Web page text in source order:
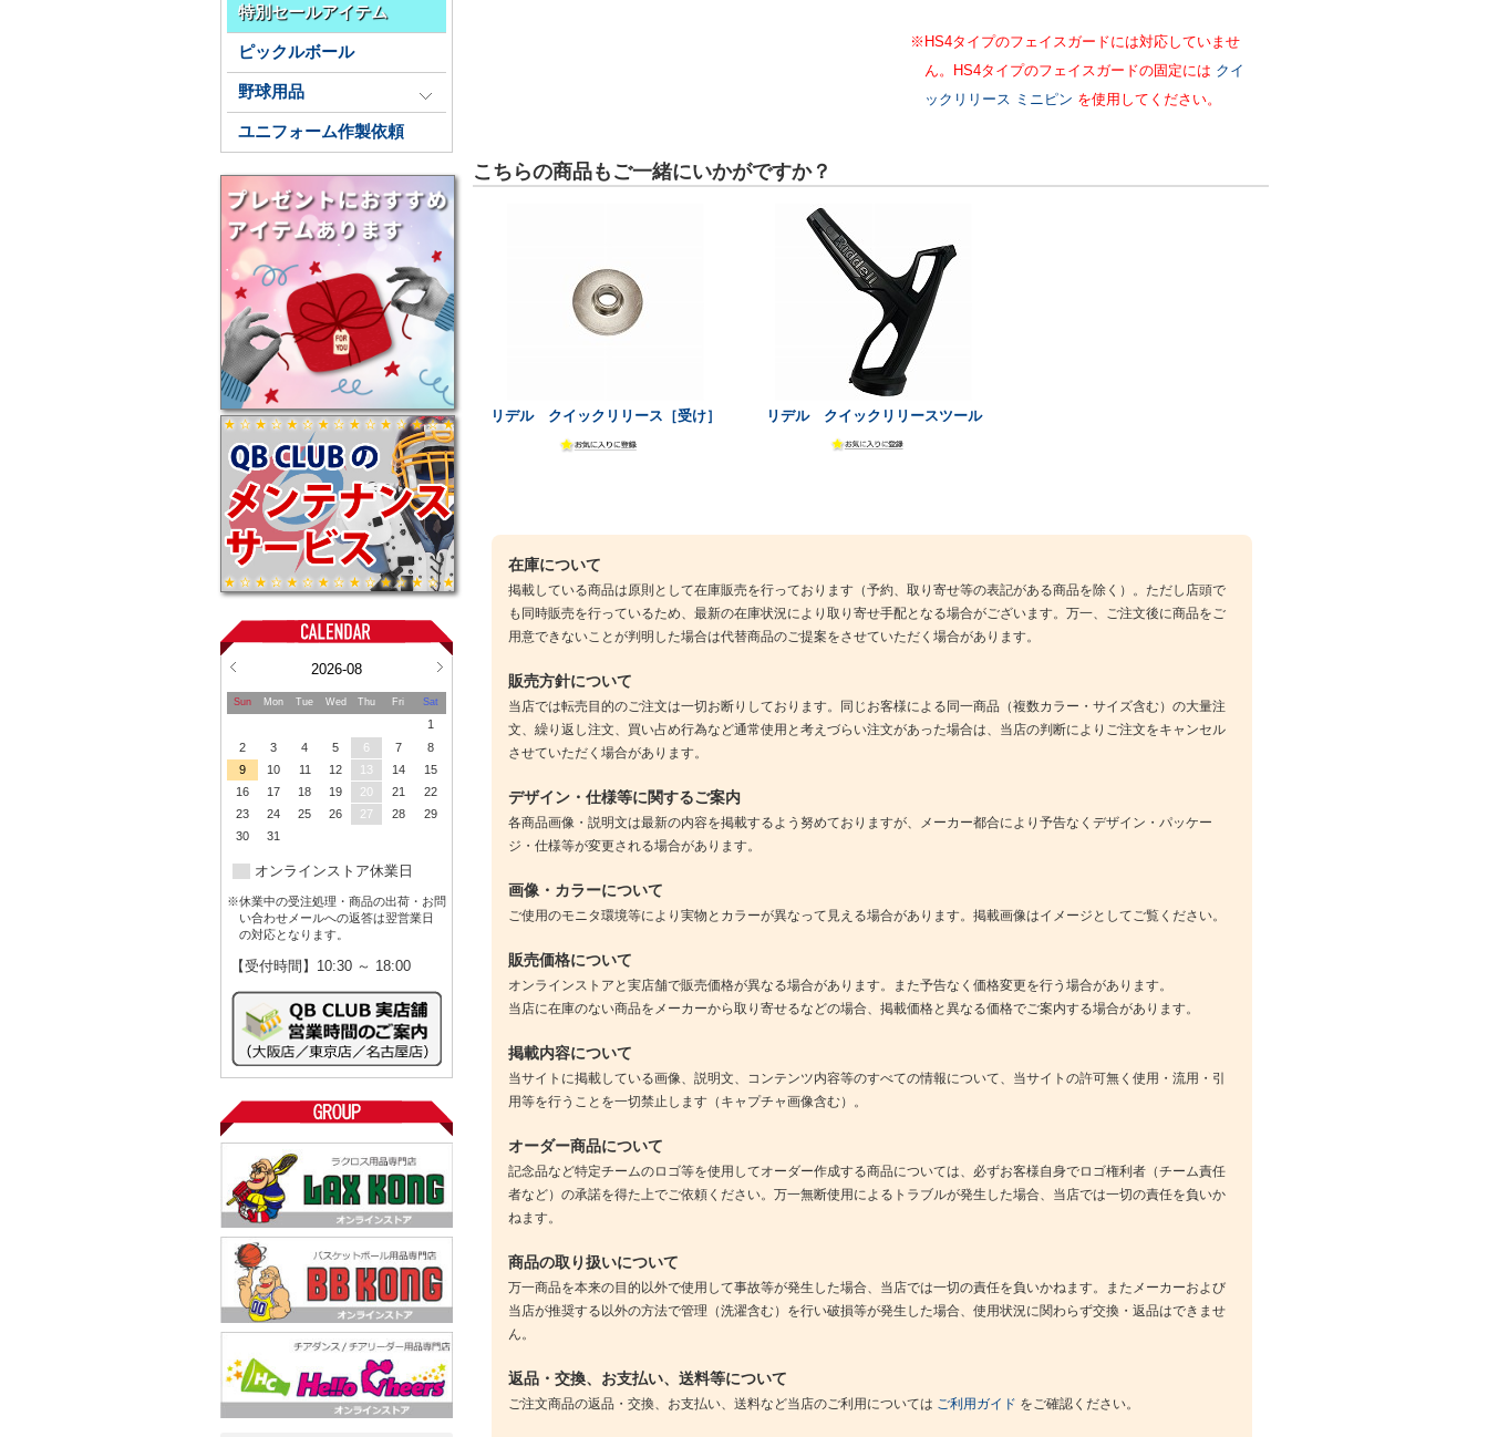
特別セールアイテム
ピックルボール
野球用品
ユニフォーム作製依頼
2026-08
Sun Mon Tue Wed Thu Fri Sat
1
2
3 4 5 6 7
8
9
10 11 12 13 14
15
16
17 18 19 20 21
22
23
24 25 26 27 28
29
30
31
オンラインストア休業日
※休業中の受注処理・商品の出荷・お問
い合わせメールへの返答は翌営業日
の対応となります。
【受付時間】10:30 ～ 18:00
※HS4タイプのフェイスガードには対応していませ
ん。HS4タイプのフェイスガードの固定には クイ
ックリリース ミニピン を使用してください。
こちらの商品もご一緒にいかがですか？
リデル クイックリリース［受け］ リデル クイックリリースツール
在庫について
掲載している商品は原則として在庫販売を行っております（予約、取り寄せ等の表記がある商品を除く）。ただし店頭で
も同時販売を行っているため、最新の在庫状況により取り寄せ手配となる場合がございます。万一、ご注文後に商品をご
用意できないことが判明した場合は代替商品のご提案をさせていただく場合があります。
販売方針について
当店では転売目的のご注文は一切お断りしております。同じお客様による同一商品（複数カラー・サイズ含む）の大量注
文、繰り返し注文、買い占め行為など通常使用と考えづらい注文があった場合は、当店の判断によりご注文をキャンセル
させていただく場合があります。
デザイン・仕様等に関するご案内
各商品画像・説明文は最新の内容を掲載するよう努めておりますが、メーカー都合により予告なくデザイン・パッケー
ジ・仕様等が変更される場合があります。
画像・カラーについて
ご使用のモニタ環境等により実物とカラーが異なって見える場合があります。掲載画像はイメージとしてご覧ください。
販売価格について
オンラインストアと実店舗で販売価格が異なる場合があります。また予告なく価格変更を行う場合があります。
当店に在庫のない商品をメーカーから取り寄せるなどの場合、掲載価格と異なる価格でご案内する場合があります。
掲載内容について
当サイトに掲載している画像、説明文、コンテンツ内容等のすべての情報について、当サイトの許可無く使用・流用・引
用等を行うことを一切禁止します（キャプチャ画像含む）。
オーダー商品について
記念品など特定チームのロゴ等を使用してオーダー作成する商品については、必ずお客様自身でロゴ権利者（チーム責任
者など）の承諾を得た上でご依頼ください。万一無断使用によるトラブルが発生した場合、当店では一切の責任を負いか
ねます。
商品の取り扱いについて
万一商品を本来の目的以外で使用して事故等が発生した場合、当店では一切の責任を負いかねます。またメーカーおよび
当店が推奨する以外の方法で管理（洗濯含む）を行い破損等が発生した場合、使用状況に関わらず交換・返品はできませ
ん。
返品・交換、お支払い、送料等について
ご注文商品の返品・交換、お支払い、送料など当店のご利用については ご利用ガイド をご確認ください。